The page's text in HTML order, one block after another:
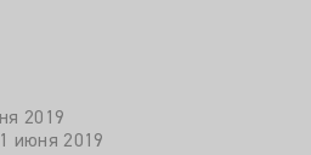
2019
июня 2019